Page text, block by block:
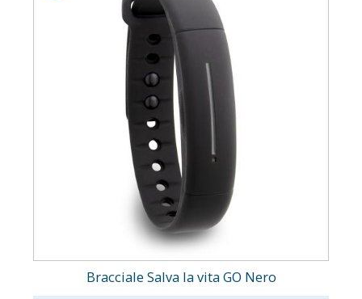
Bracciale Salva la vita GO Nero